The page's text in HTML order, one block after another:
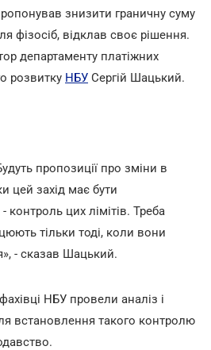
знизити граничну суму
фізосіб, відклав своє рішення.
департаменту платіжних
розвитку НБУ Сергій Шацький.
пропозиції про зміни в
цей захід має бути
цих лімітів. Треба
тільки тоді, коли вони
- сказав Шацький.
НБУ провели аналіз і
встановлення такого контролю